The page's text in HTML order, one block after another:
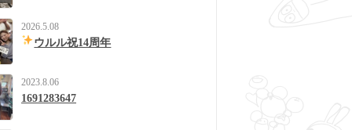
2026.5.08
ウルル祝14周年
2023.8.06
1691283647